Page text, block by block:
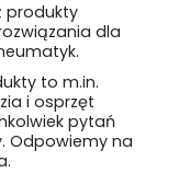
produkty
dla
to m.in.
i osprzęt
pytań
Odpowiemy na